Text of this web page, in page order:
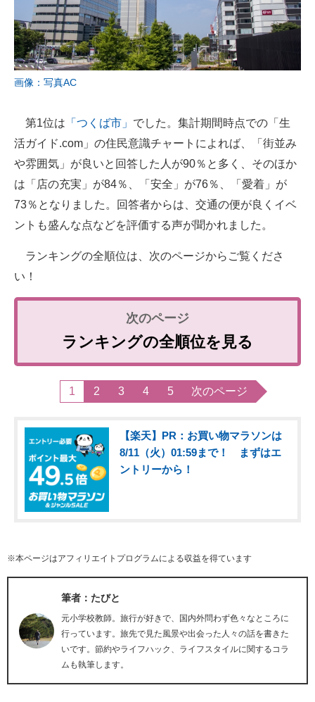
画像：写真AC
第1位は 「つくば市」 でした。集計期間時点での「生
活ガイド.com」の住民意識チャートによれば、「街並み
や雰囲気」が良いと回答した人が90％と多く、そのほか
は「店の充実」が84％、「安全」が76％、「愛着」が
73％となりました。回答者からは、交通の便が良くイベ
ントも盛んな点などを評価する声が聞かれました。
ランキングの全順位は、次のページからご覧くださ
い！
ランキングの全順位を見る
1 2 3 4 5 次のページ
【楽天】PR：お買い物マラソンは
8/11（火）01:59まで！ まずはエ
ントリーから！
※本ページはアフィリエイトプログラムによる収益を得ています
筆者：たびと
元小学校教師。旅行が好きで、国内外問わず色々なところに
行っています。旅先で見た風景や出会った人々の話を書きた
いです。節約やライフハック、ライフスタイルに関するコラ
ムも執筆します。